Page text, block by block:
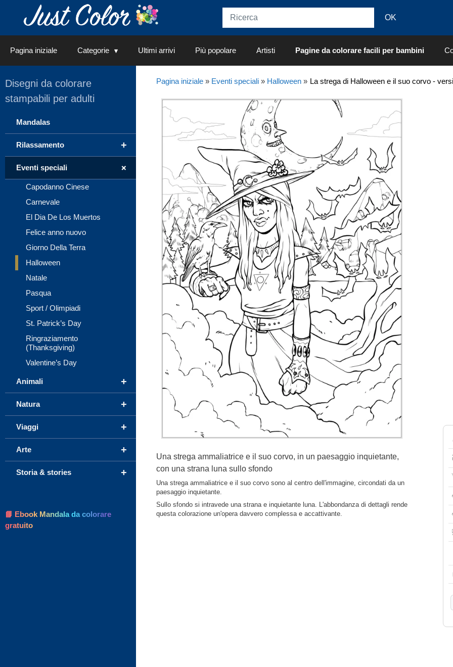
Pagina iniziale Categorie Ultimi arrivi Più popolare Artisti Pagine da colorare facili per bambini
Pagina iniziale» Eventi speciali» Halloween» La strega di Halloween e il suo corvo -
Una strega ammaliatrice e il suo corvo, in un paesaggio inquietante,
con una strana luna sullo sfondo
Una strega ammaliatrice e il suo corvo sono al centro dell'immagine, circondati da un
paesaggio inquietante.
Sullo sfondo si intravede una strana e inquietante luna. L'abbondanza di dettagli rende
questa colorazione un'opera davvero complessa e accattivante.
Disegni da colorare
stampabili per adulti
Mandalas
+
Rilassamento
+
Eventi speciali
Capodanno Cinese
Carnevale
El Dia De Los Muertos
Felice anno nuovo
Giorno Della Terra
Halloween
Natale
Pasqua
Sport / Olimpiadi
St. Patrick’s Day
Ringraziamento
(Thanksgiving)
Valentine’s Day
+
Animali
+
Natura
+
Viaggi
+
Arte
+
Storia & stories
📘 Ebook Mandala da colorare
gratuito